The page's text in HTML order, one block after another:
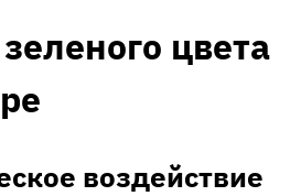
цвета
воздействие